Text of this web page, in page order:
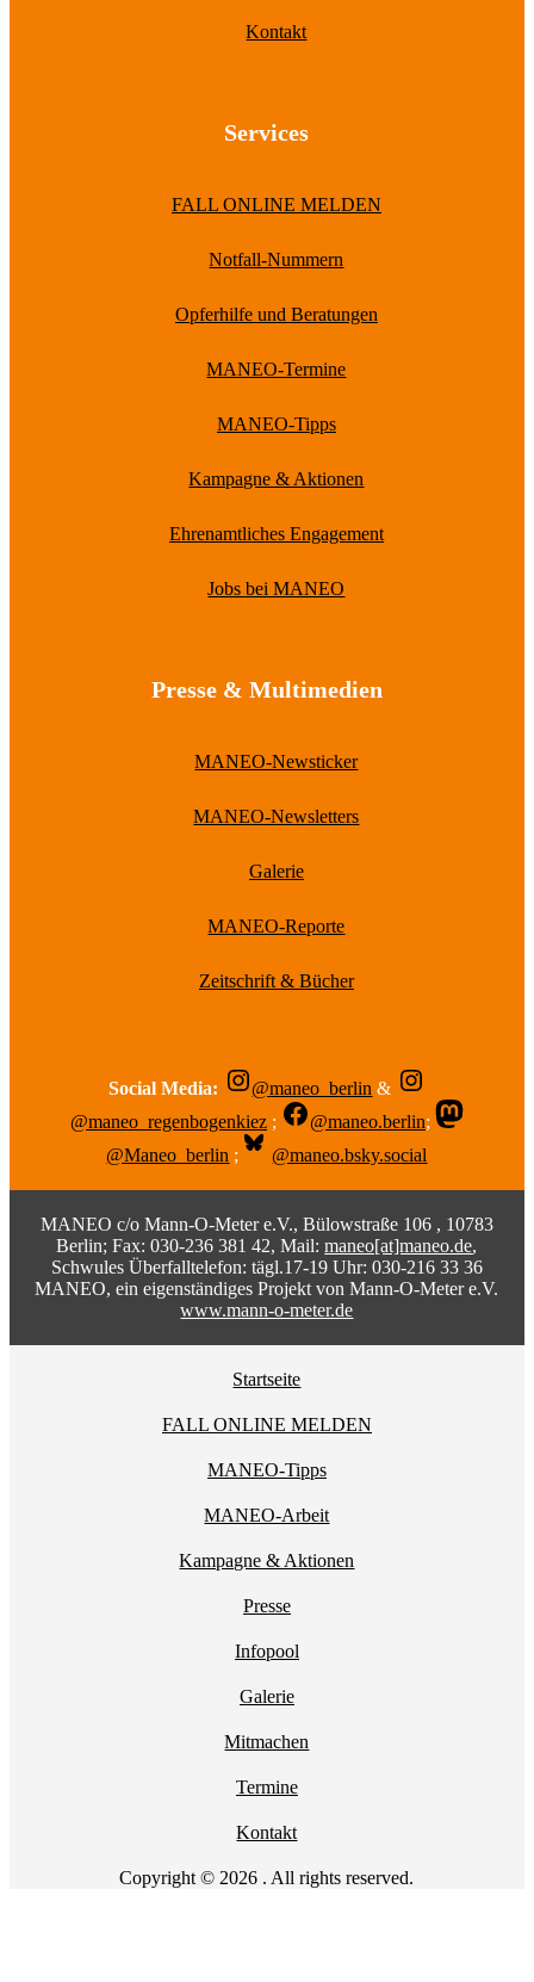
Kontakt
Services
FALL ONLINE MELDEN
Notfall-Nummern
Opferhilfe und Beratungen
MANEO-Termine
MANEO-Tipps
Kampagne & Aktionen
Ehrenamtliches Engagement
Jobs bei MANEO
Presse & Multimedien
MANEO-Newsticker
MANEO-Newsletters
Galerie
MANEO-Reporte
Zeitschrift & Bücher
Social Media: @maneo_berlin &
@maneo_regenbogenkiez ; @maneo.berlin;
@Maneo_berlin ; @maneo.bsky.social
MANEO c/o Mann-O-Meter e.V., Bülowstraße 106 , 10783
Berlin; Fax: 030-236 381 42, Mail:maneo[at]maneo.de,
Schwules Überfalltelefon: tägl.17-19 Uhr: 030-216 33 36
MANEO, ein eigenständiges Projekt von Mann-O-Meter e.V.
www.mann-o-meter.de
Startseite
FALL ONLINE MELDEN
MANEO-Tipps
MANEO-Arbeit
Kampagne & Aktionen
Presse
Infopool
Galerie
Mitmachen
Termine
Kontakt
Copyright © 2026 . All rights reserved.